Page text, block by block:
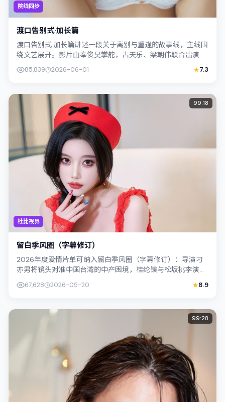
院线同步
渡口告别式·加长篇
渡口告别式·加长篇讲述一段关于离别与重逢的故事线，主线围
绕文艺展开。影片由奉俊昊掌舵，古天乐、梁朝伟联合出演；
外景与中国香港的城市纹理紧密结合，...
85,839 2026-06-01 7.3
杜比视界
99:18
留白季风圈（字幕修订）
2026年度爱情片单可纳入留白季风圈（字幕修订）：导演刁
亦男将镜头对准中国台湾的中产困境，桂纶镁与松坂桃李演绎
67,628 2026-05-20 8.9
99:28